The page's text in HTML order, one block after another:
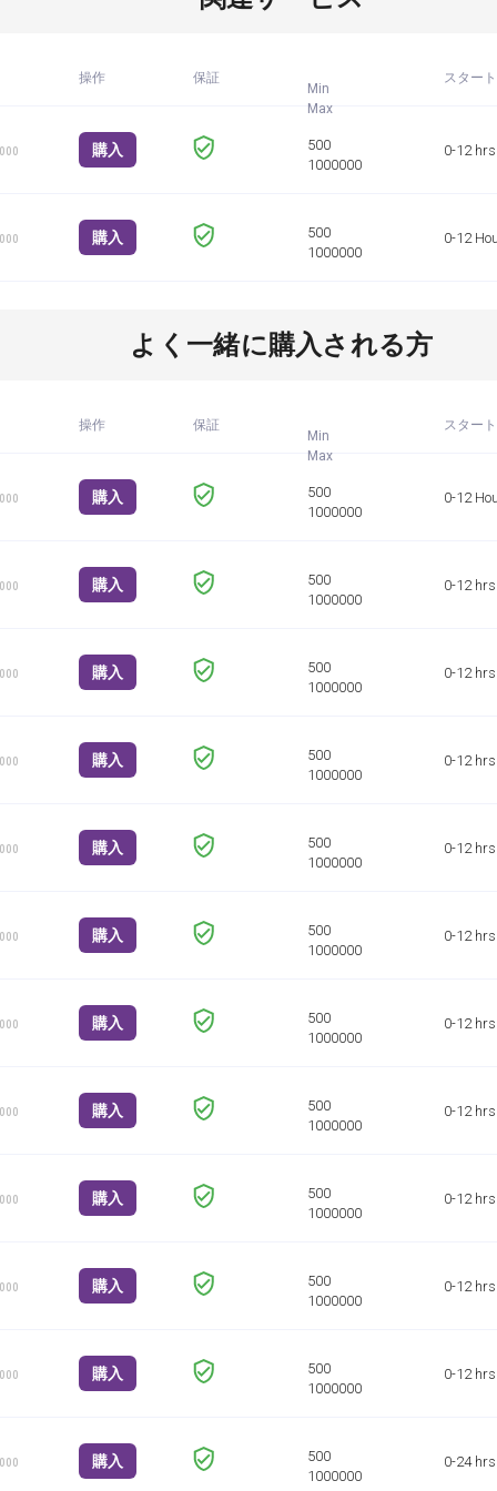
操作 保証
Min
Max
スター
購入
500
1000000
0-12 hrs
購入
500
1000000
0-12
よく一緒に購入される方
操作 保証
Min
Max
スター
購入
500
1000000
0-12
購入
500
1000000
0-12 hrs
購入
500
1000000
0-12 hrs
購入
500
1000000
0-12 hrs
購入
500
1000000
0-12 hrs
購入
500
1000000
0-12 hrs
購入
500
1000000
0-12 hrs
購入
500
1000000
0-12 hrs
購入
500
1000000
0-12 hrs
購入
500
1000000
0-12 hrs
購入
500
1000000
0-12 hrs
購入
500
1000000
0-24 hrs